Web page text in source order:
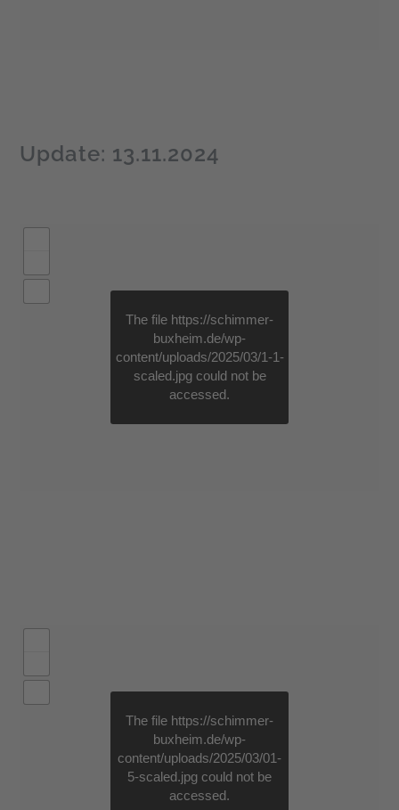
Update: 13.11.2024
The file https://schimmer-
buxheim.de/wp-
content/uploads/2025/03/1-1-
scaled.jpgcould not be
accessed.
The file https://schimmer-
buxheim.de/wp-
content/uploads/2025/03/01-
5-scaled.jpg could not be
accessed.